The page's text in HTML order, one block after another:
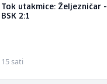
Tok utakmice: Željezničar -
BSK 2:1
15 sati